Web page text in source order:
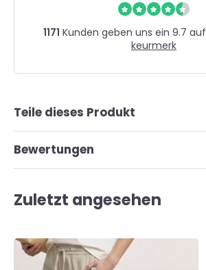
1171 Kunden geben uns ein 9.7 auf
keurmerk
Teile dieses Produkt
Bewertungen
Zuletzt angesehen